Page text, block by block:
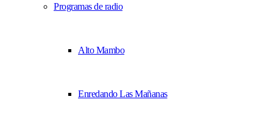
Programas de radio
Alto Mambo
Enredando Las Mañanas